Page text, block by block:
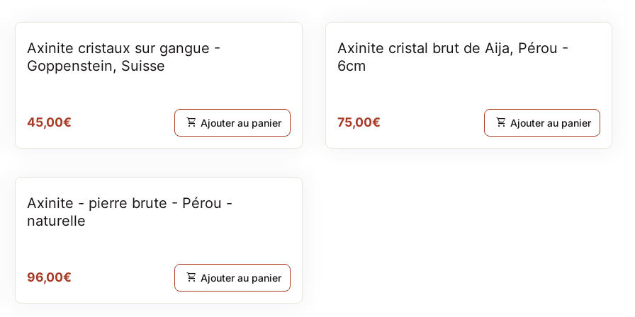
Axinite cristaux sur gangue -
Goppenstein, Suisse
Prix normal
45,00€ shopping_cart Ajouter au panier
Axinite cristal brut de Aija, Pérou -
6cm
Prix normal
75,00€ shopping_cart Ajouter au panier
Axinite - pierre brute - Pérou -
naturelle
Prix normal
96,00€ shopping_cart Ajouter au panier